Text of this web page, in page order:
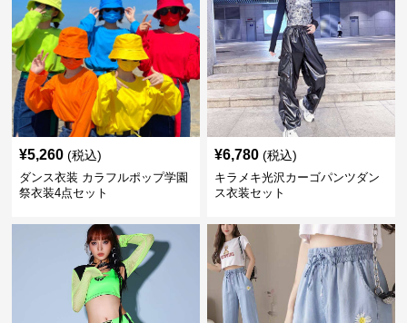
¥5,260 (税込)
ダンス衣装 カラフルポップ学園
祭衣装4点セット
¥6,780 (税込)
キラメキ光沢カーゴパンツダン
ス衣装セット